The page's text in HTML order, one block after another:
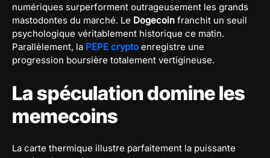
numériques surperforment outrageusement les grands
mastodontes du marché. Le Dogecoin franchit un seuil
psychologique véritablement historique ce matin.
Parallèlement, la PEPE crypto enregistre une
progression boursière totalement vertigineuse.
La spéculation domine les
memecoins
La carte thermique illustre parfaitement la puissante